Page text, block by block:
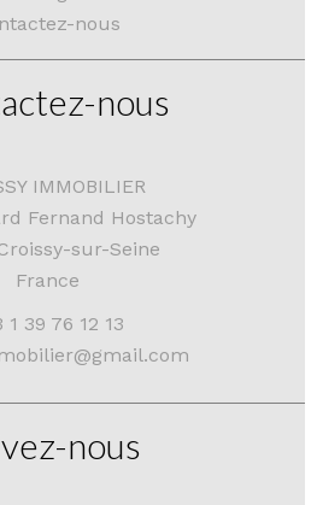
nous
nous
IMMOBILIER
Fernand Hostachy
sur-Seine
France
1 39 76 12 13
nous